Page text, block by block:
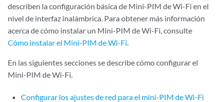
describen la configuración básica de Mini-PIM de Wi-Fi en el
nivel de interfaz inalámbrica. Para obtener más información
acerca de cómo instalar un Mini-PIM de Wi-Fi, consulte
Cómo instalar el Mini-PIM de Wi-Fi.
En las siguientes secciones se describe cómo configurar el
Mini-PIM de Wi-Fi.
Configurar los ajustes de red para el mini-PIM de Wi-Fi